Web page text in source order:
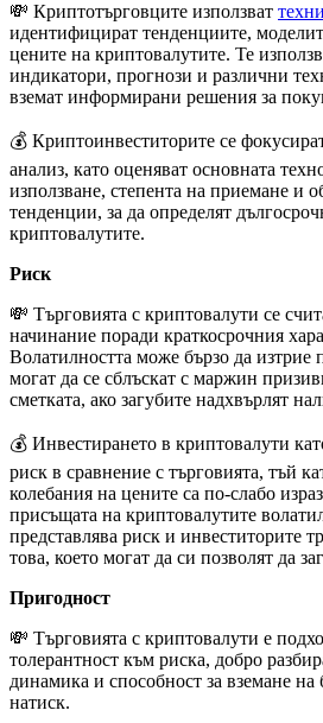
💸 Криптотърговците използват
идентифицират тенденциите,
цените на криптовалутите. Те
индикатори, прогнози и различни
вземат информирани решения за
💰 Криптоинвеститорите се
анализ, като оценяват основната
използване, степента на приемане и
тенденции, за да определят
криптовалутите.
Риск
💸 Търговията с криптовалути се
начинание поради краткосрочния
Волатилността може бързо да изтрие
могат да се сблъскат с маржин
сметката, ако загубите надхвърлят
💰 Инвестирането в криптовалути
риск в сравнение с търговията, тъй
колебания на цените са по-слабо
присъщата на криптовалутите
представлява риск и инвеститорите
това, което могат да си позволят да
Пригодност
💸 Търговията с криптовалути е
толерантност към риска, добро
динамика и способност за вземане
натиск.